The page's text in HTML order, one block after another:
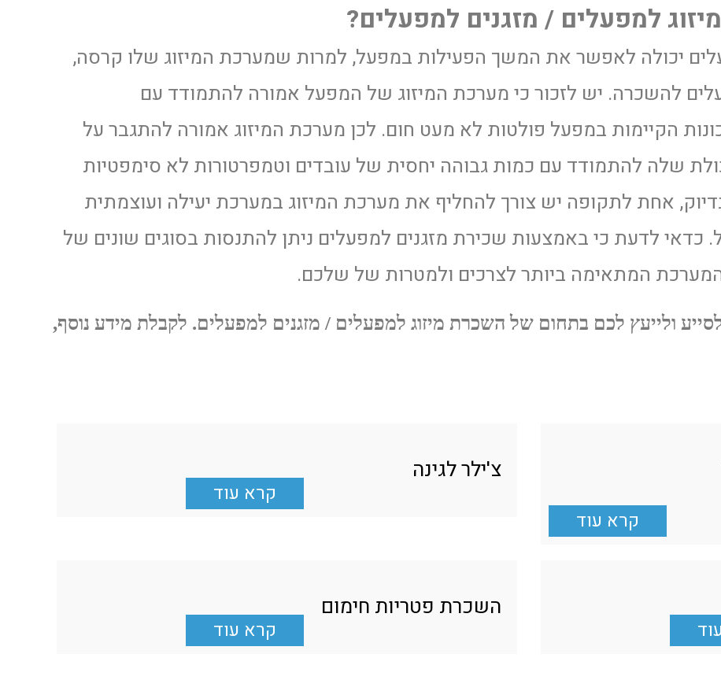
למפעלים / מזגנים למפעלים?
יכולה לאפשר את המשך הפעילות במפעל, למרות שמערכת המיזוג שלו קרסה,
להשכרה. יש לזכור כי מערכת המיזוג של המפעל אמורה להתמודד עם
הקיימות במפעל פולטות לא מעט חום. לכן מערכת המיזוג אמורה להתגבר על
שלה להתמודד עם כמות גבוהה יחסית של עובדים וטמפרטורות לא סימפטיות
אחת לתקופה יש צורך להחליף את מערכת המיזוג במערכת יעילה ועוצמתית
כדאי לדעת כי באמצעות שכירת מזגנים למפעלים ניתן להתנסות בסוגים שונים של
המתאימה ביותר לצרכים ולמטרות של שלכם.
ולייעץ לכם בתחום של השכרת מיזוג למפעלים / מזגנים למפעלים. לקבלת מידע נוסף,
קרא עוד
צ'ילר לגינה
קרא עוד
השכרת פטריות חימום
קרא עוד